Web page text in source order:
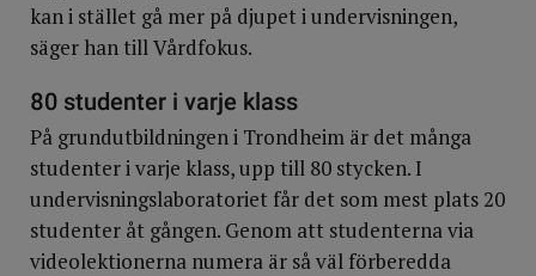
kan i stället gå mer på djupet i undervisningen,
säger han till Vårdfokus.
80 studenter i varje klass
På grundutbildningen i Trondheim är det många
studenter i varje klass, upp till 80 stycken. I
undervisningslaboratoriet får det som mest plats 20
studenter åt gången. Genom att studenterna via
videolektionerna numera är så väl förberedda